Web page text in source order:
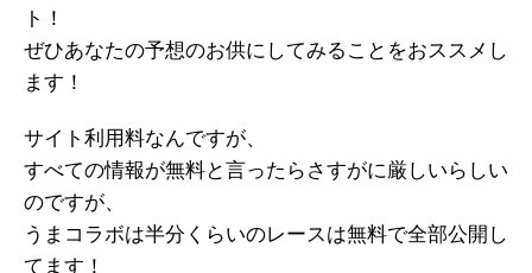
ト！
ぜひあなたの予想のお供にしてみることをおススメし
ます！
サイト利用料なんですが、
すべての情報が無料と言ったらさすがに厳しいらしい
のですが、
うまコラボは半分くらいのレースは無料で全部公開し
てます！